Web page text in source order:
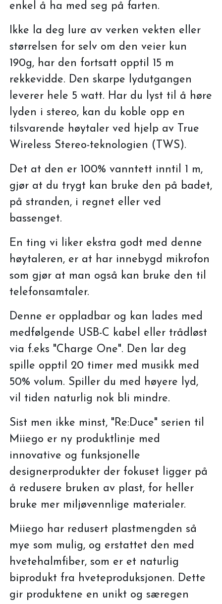
enkel å ha med seg på farten.
Ikke la deg lure av verken vekten eller
størrelsen for selv om den veier kun
190g, har den fortsatt opptil 15 m
rekkevidde. Den skarpe lydutgangen
leverer hele 5 watt. Har du lyst til å høre
lyden i stereo, kan du koble opp en
tilsvarende høytaler ved hjelp av True
Wireless Stereo-teknologien (TWS).
Det at den er 100% vanntett inntil 1 m,
gjør at du trygt kan bruke den på badet,
på stranden, i regnet eller ved
bassenget.
En ting vi liker ekstra godt med denne
høytaleren, er at har innebygd mikrofon
som gjør at man også kan bruke den til
telefonsamtaler.
Denne er oppladbar og kan lades med
medfølgende USB-C kabel eller trådløst
via f.eks "Charge One". Den lar deg
spille opptil 20 timer med musikk med
50% volum. Spiller du med høyere lyd,
vil tiden naturlig nok bli mindre.
Sist men ikke minst, "Re:Duce" serien til
Miiego er ny produktlinje med
innovative og funksjonelle
designerprodukter der fokuset ligger på
å redusere bruken av plast, for heller
bruke mer miljøvennlige materialer.
Miiego har redusert plastmengden så
mye som mulig, og erstattet den med
hvetehalmfiber, som er et naturlig
biprodukt fra hveteproduksjonen. Dette
gir produktene en unikt og særegen